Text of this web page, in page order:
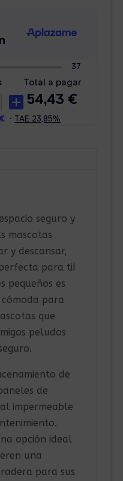
seguro y
mascotas
y descansar,
para ti!
pequeños es
para
que
peludos
de
de
impermeable
opción ideal
una
para sus